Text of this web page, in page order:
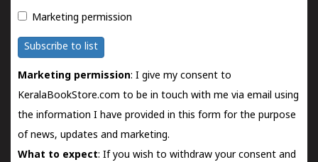
Marketing permission
Subscribe to list
Marketing permission: I give my consent to
KeralaBookStore.com to be in touch with me via email using
the information I have provided in this form for the purpose
of news, updates and marketing.
What to expect: If you wish to withdraw your consent and